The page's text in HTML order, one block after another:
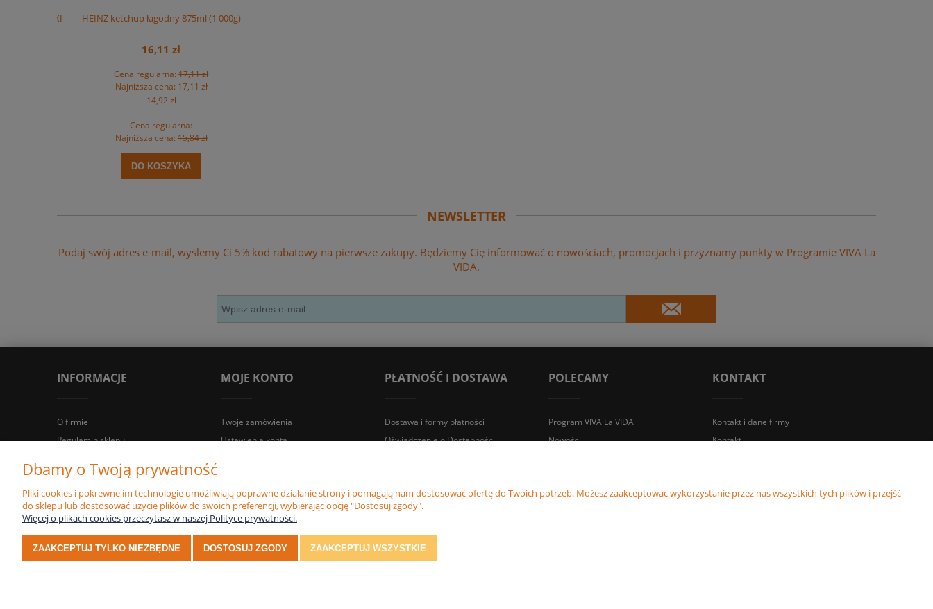
HEINZ ketchup łagodny 875ml (1 000g)
16,11 zł
Cena regularna:17,11 zł
Najniższa cena:17,11 zł
14,92 zł
Cena regularna:
Najniższa cena:15,84 zł
DO KOSZYKA
NEWSLETTER
Podaj swój adres e-mail, wyślemy Ci 5% kod rabatowy na pierwsze zakupy. Będziemy Cię informować o nowościach, promocjach i przyznamy punkty w Programie VIVA La
VIDA.
INFORMACJE
O firmie
Regulamin sklepu
Certyfikaty
Polityka prywatności
MOJE KONTO
Twoje zamówienia
Ustawienia konta
PŁATNOŚĆ I DOSTAWA
Dostawa i formy płatności
Oświadczenie o Dostępności
POLECAMY
Program VIVA La VIDA
Nowości
KONTAKT
Kontakt i dane firmy
Kontakt
Dbamy o Twoją prywatność
Pliki cookies i pokrewne im technologie umożliwiają poprawne działanie strony i pomagają nam dostosować ofertę do Twoich potrzeb. Możesz zaakceptować wykorzystanie przez nas wszystkich tych plików i przejść
do sklepu lub dostosować użycie plików do swoich preferencji, wybierając opcję "Dostosuj zgody".
Więcej o plikach cookies przeczytasz w naszej Polityce prywatności.
ZAAKCEPTUJ TYLKO NIEZBĘDNE DOSTOSUJ ZGODY ZAAKCEPTUJ WSZYSTKIE